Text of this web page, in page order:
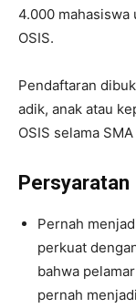
4.000 mahasiswa
OSIS.
Pendaftaran
adik, anak atau
OSIS selama
Persyaratan
Pernah
perkuat
bahwa
pernah